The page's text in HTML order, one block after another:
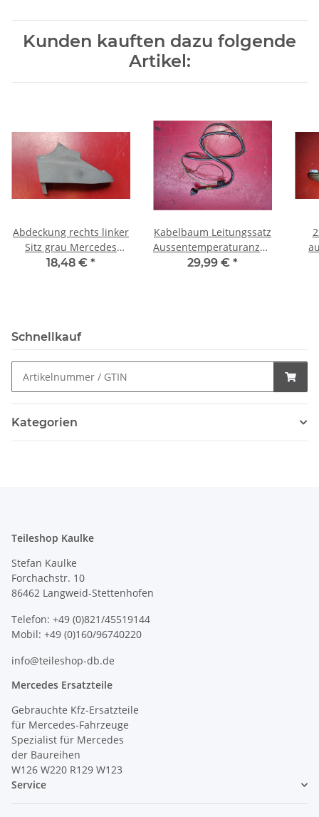
Kunden kauften dazu folgende
Artikel:
Abdeckung rechts linker
Sitz grau Mercedes
W126 1269181330 7101
18,48 € *
Kabelbaum Leitungssatz
Aussentemperaturanzeige
ATA Mercedes W126
29,99 € *
Schnellkauf
Kategorien
Teileshop Kaulke
Stefan Kaulke
Forchachstr. 10
86462 Langweid-Stettenhofen
Telefon: +49 (0)821/45519144
Mobil: +49 (0)160/96740220
info@teileshop-db.de
Mercedes Ersatzteile
Gebrauchte Kfz-Ersatzteile
für Mercedes-Fahrzeuge
Spezialist für Mercedes
der Baureihen
W126 W220 R129 W123
Service